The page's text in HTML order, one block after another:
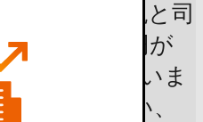
登録免許税と司
計で2〜3万円が
で試算していま
していない、